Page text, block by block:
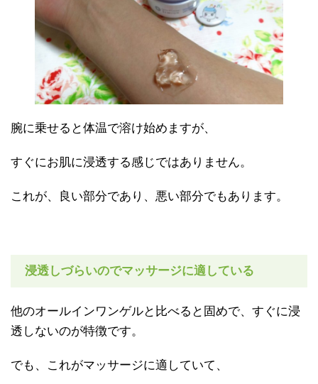
腕に乗せると体温で溶け始めますが、
すぐにお肌に浸透する感じではありません。
これが、良い部分であり、悪い部分でもあります。
浸透しづらいのでマッサージに適している
他のオールインワンゲルと比べると固めで、すぐに浸
透しないのが特徴です。
でも、これがマッサージに適していて、